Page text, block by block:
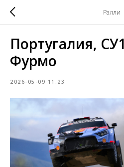
Ралли
Португалия,
Фурмо
2026-05-09 11:23